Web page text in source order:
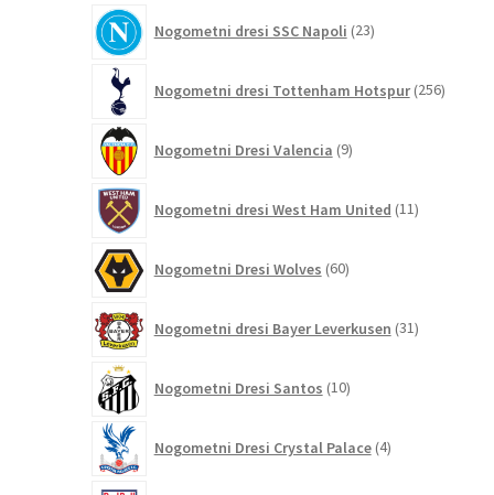
Nogometni dresi SSC Napoli 23izdelkov
Nogometni dresi Tottenham Hotspur 256
Nogometni Dresi Valencia 9izdelkov
Nogometni dresi West Ham United 11izdelkov
Nogometni Dresi Wolves 60izdelkov
Nogometni dresi Bayer Leverkusen 31izdelkov
Nogometni Dresi Santos 10izdelkov
Nogometni Dresi Crystal Palace 4izdelki